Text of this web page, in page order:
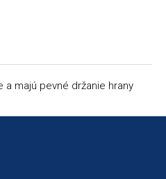
a majú pevné držanie hrany